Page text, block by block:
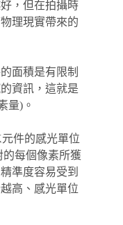
，但在拍攝時
理現實帶來的
面積是有限制
資訊，這就是
量)。
件的感光單位
每個像素所獲
準度容易受到
高、感光單位